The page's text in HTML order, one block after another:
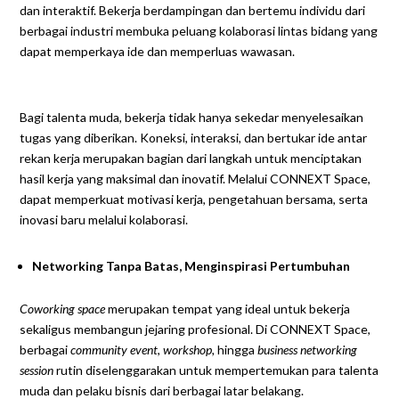
dan interaktif. Bekerja berdampingan dan bertemu individu dari
berbagai industri membuka peluang kolaborasi lintas bidang yang
dapat memperkaya ide dan memperluas wawasan.
Bagi talenta muda, bekerja tidak hanya sekedar menyelesaikan
tugas yang diberikan. Koneksi, interaksi, dan bertukar ide antar
rekan kerja merupakan bagian dari langkah untuk menciptakan
hasil kerja yang maksimal dan inovatif. Melalui CONNEXT Space,
dapat memperkuat motivasi kerja, pengetahuan bersama, serta
inovasi baru melalui kolaborasi.
Networking Tanpa Batas, Menginspirasi Pertumbuhan
Coworking spacemerupakan tempat yang ideal untuk bekerja
sekaligus membangun jejaring profesional. Di CONNEXT Space,
berbagaicommunity event,workshop,hinggabusiness networking
sessionrutin diselenggarakan untuk mempertemukan para talenta
muda dan pelaku bisnis dari berbagai latar belakang.